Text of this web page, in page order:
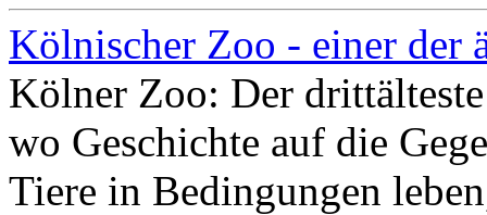
Kölnischer Zoo - einer der
Kölner Zoo: Der
wo Geschichte auf die
Tiere in Bedingungen